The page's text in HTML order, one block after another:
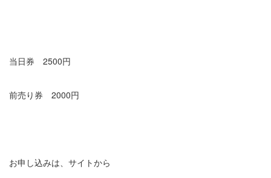
当日券 2500円
前売り券 2000円
お申し込みは、サイトから